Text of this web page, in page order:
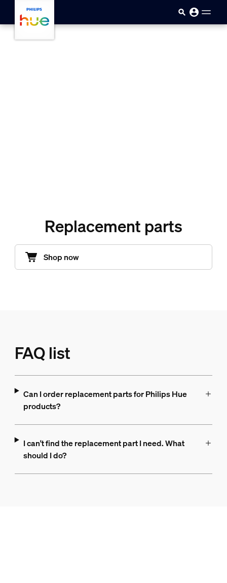
Replacement parts
Shop now
FAQ list
Can I order replacement parts for Philips Hue
products?
I can't find the replacement part I need. What
should I do?